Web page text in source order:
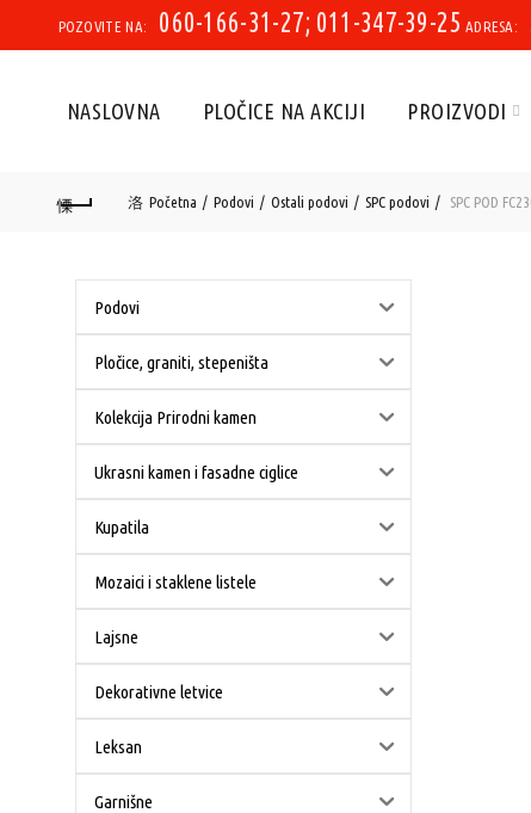
POZOVITE NA: 060-166-31-27; 011-347-39-25 ADRESA:
NASLOVNA PLOČICE NA AKCIJI PROIZVODI
Početna Podovi Ostali podovi SPC podovi SPC POD
Podovi
Pločice, graniti, stepeništa
Kolekcija Prirodni kamen
Ukrasni kamen i fasadne ciglice
Kupatila
Mozaici i staklene listele
Lajsne
Dekorativne letvice
Leksan
Garnišne